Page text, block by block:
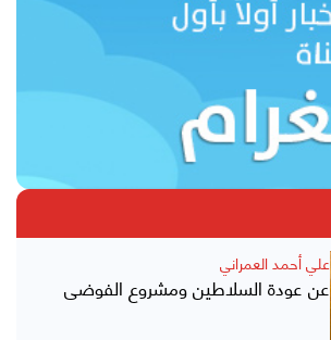
علي أحمد العمراني
عن عودة السلاطين ومشروع الفوضى